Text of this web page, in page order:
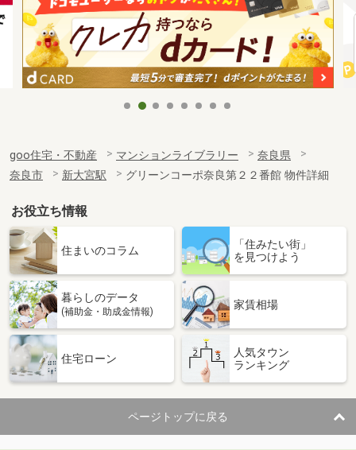
goo住宅・不動産 マンションライブラリー
奈良県
奈良市
新大宮駅 グリーンコーポ奈良第２２番館 物件詳細
お役立ち情報
住まいのコラム
「住みたい街」
を見つけよう
暮らしのデータ
(補助金・助成金情報)
家賃相場
住宅ローン
人気タウン
ランキング
ページトップに戻る